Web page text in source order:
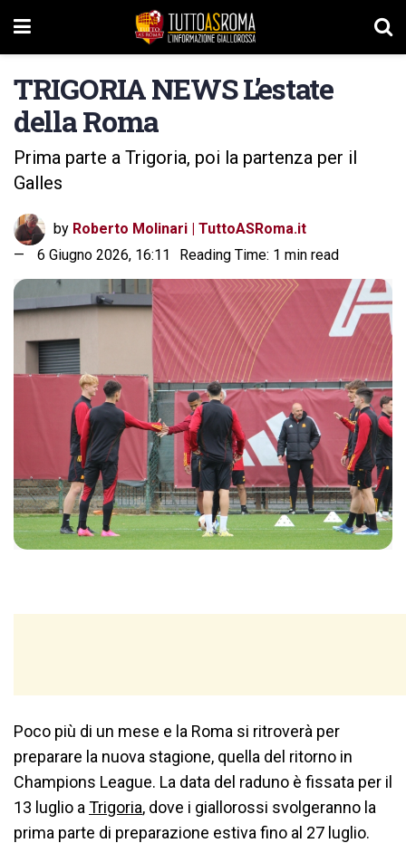
TRIGORIA NEWS L’estate
della Roma
Prima parte a Trigoria, poi la partenza per il
Galles
by Roberto Molinari | TuttoASRoma.it
6 Giugno 2026, 16:11
Reading Time: 1 min read
Poco più di un mese e la Roma si ritroverà per
preparare la nuova stagione, quella del ritorno in
Champions League. La data del raduno è fissata per il
13 luglio a Trigoria, dove i giallorossi svolgeranno la
prima parte di preparazione estiva fino al 27 luglio.